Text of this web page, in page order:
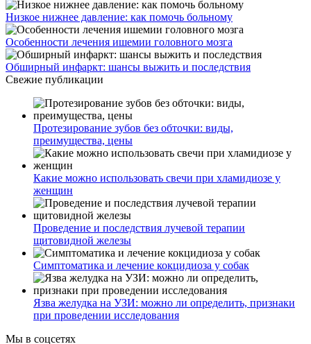
Низкое нижнее давление: как помочь больному
Особенности лечения ишемии головного мозга
Обширный инфаркт: шансы выжить и последствия
Свежие публикации
Протезирование зубов без обточки: виды,
преимущества, цены
Какие можно использовать свечи при хламидиозе у
женщин
Проведение и последствия лучевой терапии
щитовидной железы
Симптоматика и лечение кокцидиоза у собак
Язва желудка на УЗИ: можно ли определить, признаки
при проведении исследования
Мы в соцсетях